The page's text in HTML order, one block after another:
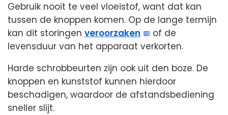
Gebruik nooit te veel vloeistof, want dat kan
tussen de knoppen komen. Op de lange termijn
kan dit storingen veroorzaken
of de
levensduur van het apparaat verkorten.
Harde schrobbeurten zijn ook uit den boze. De
knoppen en kunststof kunnen hierdoor
beschadigen, waardoor de afstandsbediening
sneller slijt.